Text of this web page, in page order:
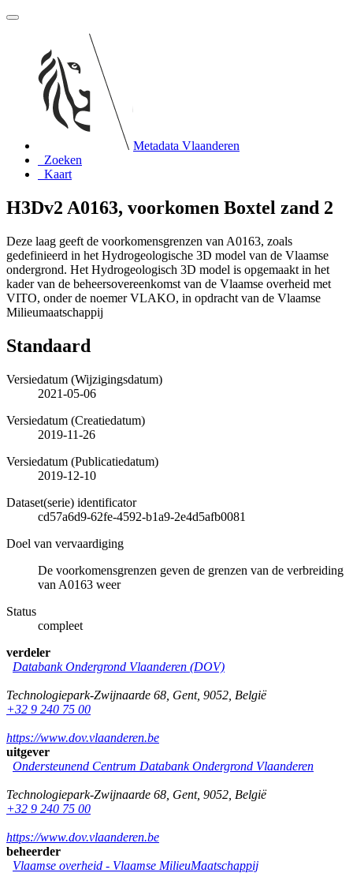
Metadata Vlaanderen
Zoeken
Kaart
H3Dv2 A0163, voorkomen Boxtel zand 2
Deze laag geeft de voorkomensgrenzen van A0163, zoals
gedefinieerd in het Hydrogeologische 3D model van de Vlaamse
ondergrond. Het Hydrogeologisch 3D model is opgemaakt in het
kader van de beheersovereenkomst van de Vlaamse overheid met
VITO, onder de noemer VLAKO, in opdracht van de Vlaamse
Milieumaatschappij
Standaard
Versiedatum (Wijzigingsdatum)
2021-05-06
Versiedatum (Creatiedatum)
2019-11-26
Versiedatum (Publicatiedatum)
2019-12-10
Dataset(serie) identificator
cd57a6d9-62fe-4592-b1a9-2e4d5afb0081
Doel van vervaardiging
De voorkomensgrenzen geven de grenzen van de verbreiding
van A0163 weer
Status
compleet
verdeler
Databank Ondergrond Vlaanderen (DOV)
Technologiepark-Zwijnaarde 68 Gent, 9052 België
+32 9 240 75 00
https://www.dov.vlaanderen.be
uitgever
Ondersteunend Centrum Databank Ondergrond Vlaanderen
Technologiepark-Zwijnaarde 68 Gent, 9052 België
+32 9 240 75 00
https://www.dov.vlaanderen.be
beheerder
Vlaamse overheid - Vlaamse MilieuMaatschappij